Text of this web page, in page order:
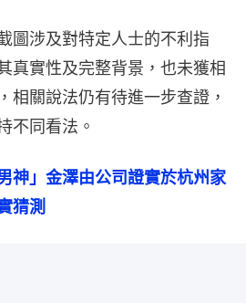
圖涉及對特定人士的不利指
真實性及完整背景，也未獲相
相關說法仍有待進一步查證，
不同看法。
神」金澤由公司證實於杭州家
猜測